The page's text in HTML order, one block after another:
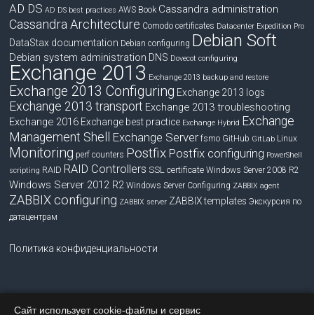
AD DS AD DS best practices AWS Book Cassandra administration
Cassandra Architecture Comodo certificates Datacenter Expedition Pro
DataStax documentation Debian configuring Debian Soft
Debian system administration DNS Dovecot configuring
Exchange 2013 Exchange 2013 backup and restore
Exchange 2013 Configuring Exchange 2013 logs
Exchange 2013 transport Exchange 2013 troubleshooting
Exchange 2016 Exchange best practice Exchange Hybrid Exchange
Management Shell
Exchange Server fsmo GitHub GitLab Linux
Monitoring perf counters Postfix Postfix configuring PowerShell
scripting RAID RAID Controllers SSL certificate Windows Server 2008 R2
Windows Server 2012 R2 Windows Server Configuring ZABBIX agent
ZABBIX configuring ZABBIX server ZABBIX templates Экскурсия по
датацентрам
Политика конфиденциальности
Сайт использует cookie-файлы и сервис